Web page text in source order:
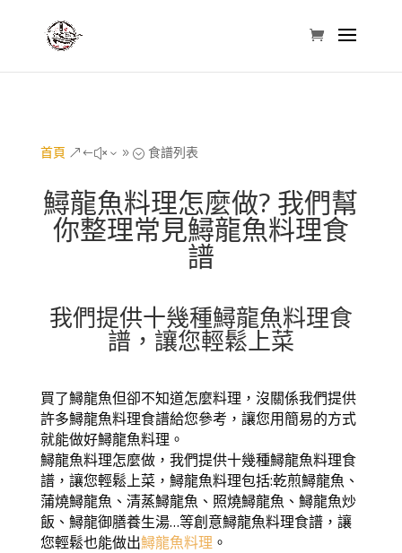
首頁 &#x39; 食譜列表
鱘龍魚料理怎麼做? 我們幫
你整理常見鱘龍魚料理食
譜
我們提供十幾種鱘龍魚料理食
譜，讓您輕鬆上菜
買了鱘龍魚但卻不知道怎麼料理，沒關係我們提供
許多鱘龍魚料理食譜給您參考，讓您用簡易的方式
就能做好鱘龍魚料理。
鱘龍魚料理怎麼做，我們提供十幾種鱘龍魚料理食
譜，讓您輕鬆上菜，鱘龍魚料理包括:乾煎鱘龍魚、
蒲燒鱘龍魚、清蒸鱘龍魚、照燒鱘龍魚、鱘龍魚炒
飯、鱘龍御膳養生湯…等創意鱘龍魚料理食譜，讓
您輕鬆也能做出鱘龍魚料理 。